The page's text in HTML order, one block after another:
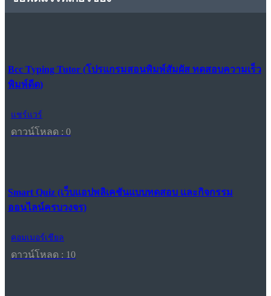
Bcc Typing Tutor (โปรแกรมสอนพิมพ์สัมผัส ทดสอบความเร็ว
พิมพ์ดีด)
แชร์แวร์
ดาวน์โหลด : 0
Smart Quiz (เว็บแอปพลิเคชันแบบทดสอบ และกิจกรรม
ออนไลน์ครบวงจร)
คอมเมอร์เชียล
ดาวน์โหลด : 10